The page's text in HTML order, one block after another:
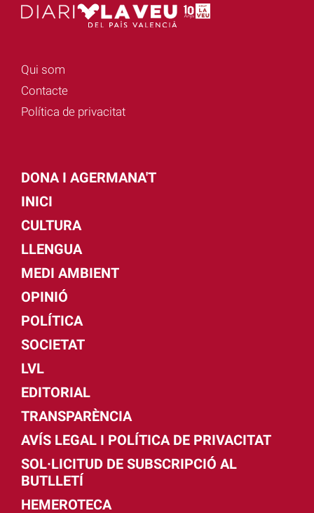
Qui som
Contacte
Política de privacitat
DONA I AGERMANA'T
INICI
CULTURA
LLENGUA
MEDI AMBIENT
OPINIÓ
POLÍTICA
SOCIETAT
LVL
EDITORIAL
TRANSPARÈNCIA
AVÍS LEGAL I POLÍTICA DE PRIVACITAT
SOL·LICITUD DE SUBSCRIPCIÓ AL
BUTLLETÍ
HEMEROTECA